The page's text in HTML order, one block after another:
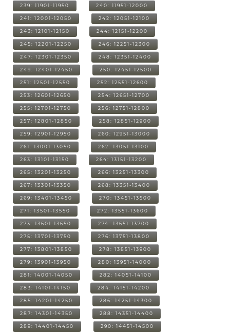
239: 11901-11950 240: 11951-12000
241: 12001-12050 242: 12051-12100
243: 12101-12150 244: 12151-12200
245: 12201-12250 246: 12251-12300
247: 12301-12350 248: 12351-12400
249: 12401-12450 250: 12451-12500
251: 12501-12550 252: 12551-12600
253: 12601-12650 254: 12651-12700
255: 12701-12750 256: 12751-12800
257: 12801-12850 258: 12851-12900
259: 12901-12950 260: 12951-13000
261: 13001-13050 262: 13051-13100
263: 13101-13150 264: 13151-13200
265: 13201-13250 266: 13251-13300
267: 13301-13350 268: 13351-13400
269: 13401-13450 270: 13451-13500
271: 13501-13550 272: 13551-13600
273: 13601-13650 274: 13651-13700
275: 13701-13750 276: 13751-13800
277: 13801-13850 278: 13851-13900
279: 13901-13950 280: 13951-14000
281: 14001-14050 282: 14051-14100
283: 14101-14150 284: 14151-14200
285: 14201-14250 286: 14251-14300
287: 14301-14350 288: 14351-14400
289: 14401-14450 290: 14451-14500